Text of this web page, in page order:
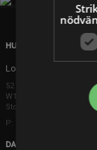
HUVUDKONTOR
London
52 Brook Street
W1K 5DS London
Storbritannien
P: +44 203 608 8181
DANMARK